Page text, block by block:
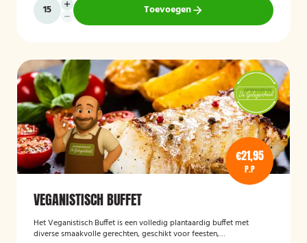
Toevoegen
€21,95
P.P
VEGANISTISCH BUFFET
HetVeganistisch Buffet is een volledig plantaardig buffet met
diverse smaakvolle gerechten, geschikt voor feesten,